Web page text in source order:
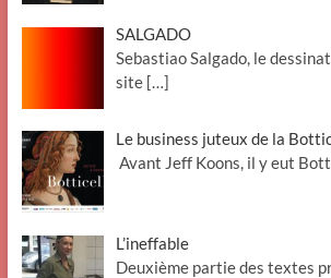
SALGADO
Sebastiao Salgado, le
site […]
Le business juteux de la
Avant Jeff Koons, il y eut
L’ineffable
Deuxième partie des textes